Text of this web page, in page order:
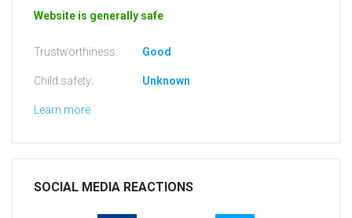
Website is generally safe
Trustworthiness: Good
Child safety: Unknown
Learn more
SOCIAL MEDIA REACTIONS